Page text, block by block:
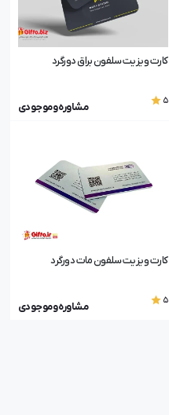
کارت ویزیت سلفون براق دورگرد
5 مشاوره و موجودی
کارت ویزیت سلفون مات دورگرد
5 مشاوره و موجودی